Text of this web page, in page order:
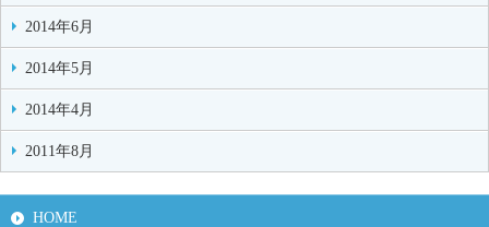
2014年6月
2014年5月
2014年4月
2011年8月
HOME